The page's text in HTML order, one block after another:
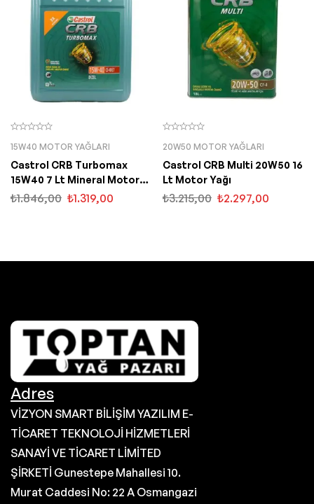
15W40 MOTOR YAĞLARI
Castrol CRB Turbomax
15W40 7 Lt Mineral Motor
Yağı
₺1.846,00 ₺1.319,00
20W50 MOTOR YAĞLARI
Castrol CRB Multi 20W50 16
Lt Motor Yağı
₺3.215,00 ₺2.297,00
Adres
VİZYON SMART BİLİŞİM YAZILIM E-
TİCARET TEKNOLOJİ HİZMETLERİ
SANAYİ VE TİCARET LİMİTED
ŞİRKETİ Gunestepe Mahallesi 10.
Murat Caddesi No: 22 A Osmangazi